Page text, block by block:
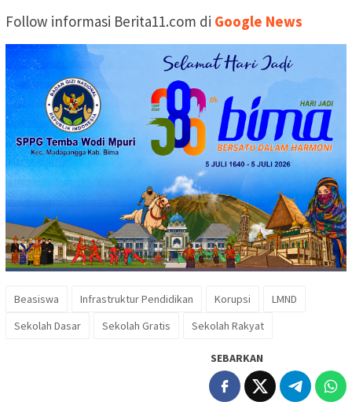
Follow informasi Berita11.com di Google News
Beasiswa Infrastruktur Pendidikan Korupsi
LMND
Sekolah Dasar
Sekolah Gratis Sekolah Rakyat
SEBARKAN